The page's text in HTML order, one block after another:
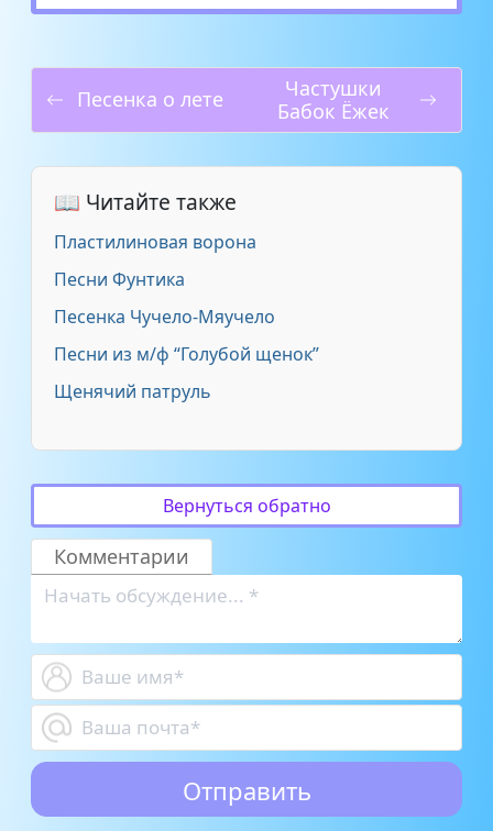
Песенка о лете
Частушки
Бабок Ёжек
📖 Читайте также
Пластилиновая ворона
Песни Фунтика
Песенка Чучело-Мяучело
Песни из м/ф “Голубой щенок”
Щенячий патруль
Вернуться обратно
Комментарии